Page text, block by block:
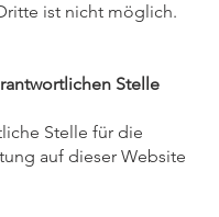
ist nicht möglich.
Stelle
Stelle für die
auf dieser Website